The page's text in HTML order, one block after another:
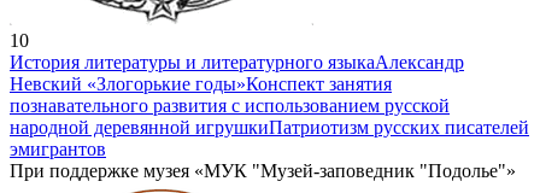
10
История литературы и литературного языкаАлександр
Невский «Злогорькие годы»Конспект занятия
познавательного развития с использованием русской
народной деревянной игрушкиПатриотизм русских писателей
эмигрантов
При поддержке музея «МУК "Музей-заповедник "Подолье"»